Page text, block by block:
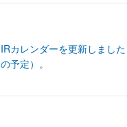
IRカレンダーを更新しまし
の予定）。